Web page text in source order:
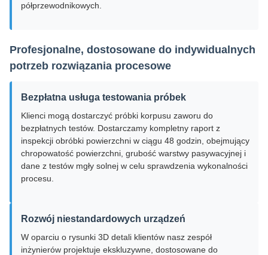
półprzewodnikowych.
Profesjonalne, dostosowane do indywidualnych
potrzeb rozwiązania procesowe
Bezpłatna usługa testowania próbek
Klienci mogą dostarczyć próbki korpusu zaworu do
bezpłatnych testów. Dostarczamy kompletny raport z
inspekcji obróbki powierzchni w ciągu 48 godzin, obejmujący
chropowatość powierzchni, grubość warstwy pasywacyjnej i
dane z testów mgły solnej w celu sprawdzenia wykonalności
procesu.
Rozwój niestandardowych urządzeń
W oparciu o rysunki 3D detali klientów nasz zespół
inżynierów projektuje ekskluzywne, dostosowane do